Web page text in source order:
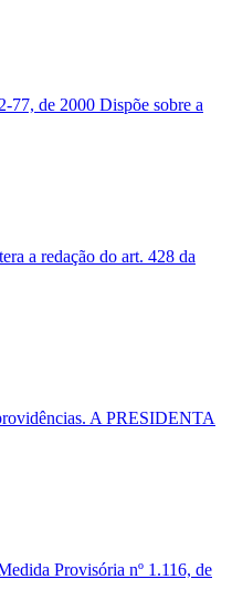
de 2000 Dispõe sobre a
a redação do art. 428 da
A PRESIDENTA
Provisória nº 1.116, de